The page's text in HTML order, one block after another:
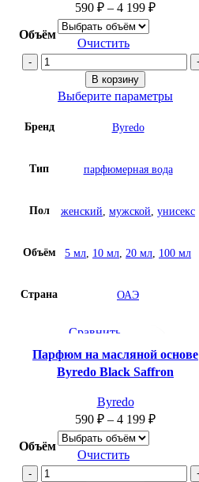
590 ₽ – 4 199 ₽
Объём
Очистить
Количество
Парфюм
масляной
Byredo
В корзину
Выберите параметры
Бренд Byredo
Тип парфюмерная вода
Пол женский мужской унисекс
Объём 5 мл 10 мл 20 мл 100 мл
Страна ОАЭ
Сравнить
Быстрый просмотр
Добавить в список желаний
Парфюм на масляной основе
Byredo Black Saffron
Byredo
590 ₽ – 4 199 ₽
Объём
Очистить
Количество